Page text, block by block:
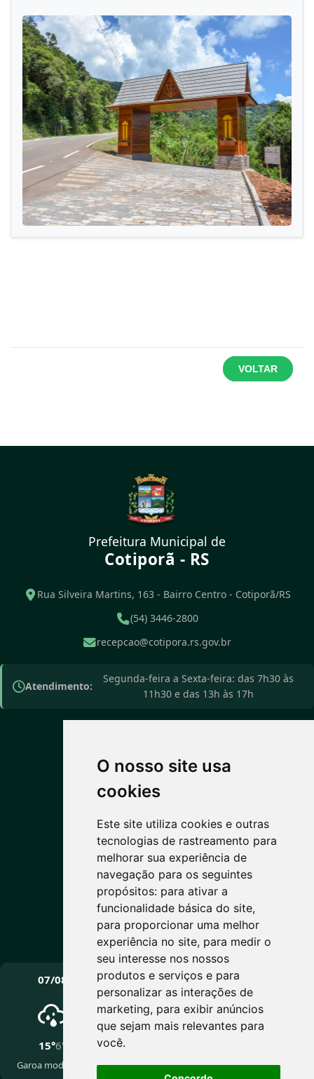
O nosso site usa
cookies
Este site utiliza cookies e outras
tecnologias de rastreamento para
melhorar sua experiência de
navegação para os seguintes
propósitos: para ativar a
funcionalidade básica do site,
para proporcionar uma melhor
experiência no site, para medir o
seu interesse nos nossos
produtos e serviços e para
personalizar as interações de
marketing, para exibir anúncios
que sejam mais relevantes para
você.
VOLTAR
Prefeitura Municipal de
Cotiporã - RS
Rua Silveira Martins, 163 - Bairro Centro - Cotiporã/RS
(54) 3446-2800
recepcao@cotipora.rs.gov.br
Atendimento:
Segunda-feira a Sexta-feira: das 7h30 às
11h30 e das 13h às 17h
PREVISÃO DO TEMPO
6°C
Nublado
Máx: 15° • Mín: 6°
Vento: 3.9 km/h
07/08
15°6°
Garoa moderada
08/08
Trovoadas Céu limpo